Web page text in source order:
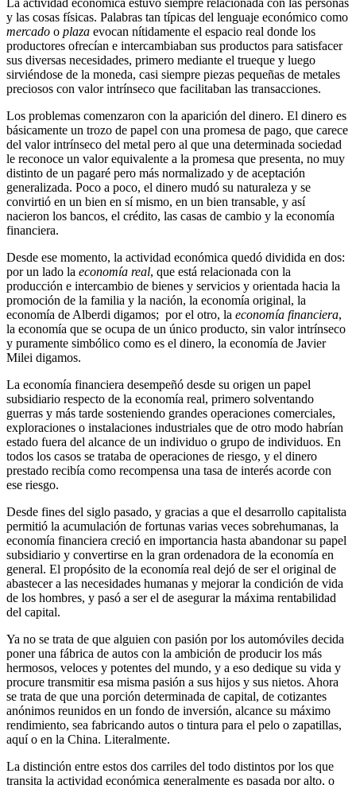
y las cosas físicas. Palabras tan típicas del lenguaje económico como
mercado o plaza evocan nítidamente el espacio real donde los
productores ofrecían e intercambiaban sus productos para satisfacer
sus diversas necesidades, primero mediante el trueque y luego
sirviéndose de la moneda, casi siempre piezas pequeñas de metales
preciosos con valor intrínseco que facilitaban las transacciones.
Los problemas comenzaron con la aparición del dinero. El dinero es
básicamente un trozo de papel con una promesa de pago, que carece
del valor intrínseco del metal pero al que una determinada sociedad
le reconoce un valor equivalente a la promesa que presenta, no muy
distinto de un pagaré pero más normalizado y de aceptación
generalizada. Poco a poco, el dinero mudó su naturaleza y se
convirtió en un bien en sí mismo, en un bien transable, y así
nacieron los bancos, el crédito, las casas de cambio y la economía
financiera.
Desde ese momento, la actividad económica quedó dividida en dos:
por un lado la economía real, que está relacionada con la
producción e intercambio de bienes y servicios y orientada hacia la
promoción de la familia y la nación, la economía original, la
economía de Alberdi digamos; por el otro, la economía financiera,
la economía que se ocupa de un único producto, sin valor intrínseco
y puramente simbólico como es el dinero, la economía de Javier
Milei digamos.
La economía financiera desempeñó desde su origen un papel
subsidiario respecto de la economía real, primero solventando
guerras y más tarde sosteniendo grandes operaciones comerciales,
exploraciones o instalaciones industriales que de otro modo habrían
estado fuera del alcance de un individuo o grupo de individuos. En
todos los casos se trataba de operaciones de riesgo, y el dinero
prestado recibía como recompensa una tasa de interés acorde con
ese riesgo.
Desde fines del siglo pasado, y gracias a que el desarrollo capitalista
permitió la acumulación de fortunas varias veces sobrehumanas, la
economía financiera creció en importancia hasta abandonar su papel
subsidiario y convertirse en la gran ordenadora de la economía en
general. El propósito de la economía real dejó de ser el original de
abastecer a las necesidades humanas y mejorar la condición de vida
de los hombres, y pasó a ser el de asegurar la máxima rentabilidad
del capital.
Ya no se trata de que alguien con pasión por los automóviles decida
poner una fábrica de autos con la ambición de producir los más
hermosos, veloces y potentes del mundo, y a eso dedique su vida y
procure transmitir esa misma pasión a sus hijos y sus nietos. Ahora
se trata de que una porción determinada de capital, de cotizantes
anónimos reunidos en un fondo de inversión, alcance su máximo
rendimiento, sea fabricando autos o tintura para el pelo o zapatillas,
aquí o en la China. Literalmente.
La distinción entre estos dos carriles del todo distintos por los que
transita la actividad económica generalmente es pasada por alto, o